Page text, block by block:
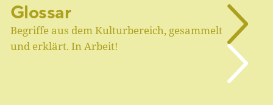
Glossar
Begriffe aus dem Kulturbereich, gesammelt
und erklärt. In Arbeit!